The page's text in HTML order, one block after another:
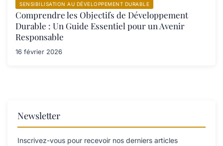
SENSIBILISATION AU DÉVELOPPEMENT DURABLE
Comprendre les Objectifs de Développement
Durable : Un Guide Essentiel pour un Avenir
Responsable
16 février 2026
Newsletter
Inscrivez-vous pour recevoir nos derniers articles